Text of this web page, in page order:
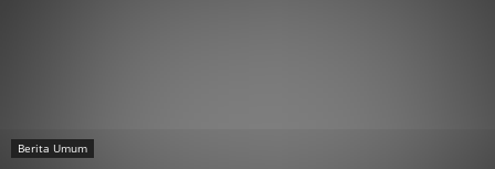
Berita Umum